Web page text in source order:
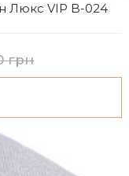
Люкс VIP B-024
грн